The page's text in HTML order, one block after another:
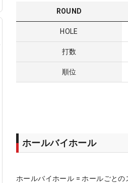
ROUND
HOLE
打数
順位
ホールバイホール
ホールバイホール = ホールごとの